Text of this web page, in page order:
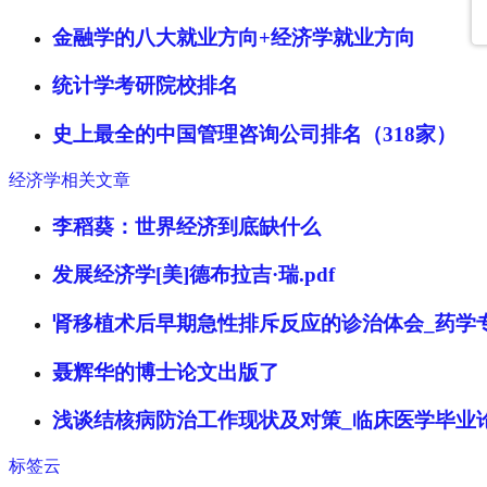
金融学的八大就业方向+经济学就业方向
统计学考研院校排名
史上最全的中国管理咨询公司排名（318家）
经济学相关文章
李稻葵：世界经济到底缺什么
发展经济学[美]德布拉吉·瑞.pdf
肾移植术后早期急性排斥反应的诊治体会_药学
聂辉华的博士论文出版了
浅谈结核病防治工作现状及对策_临床医学毕业
标签云